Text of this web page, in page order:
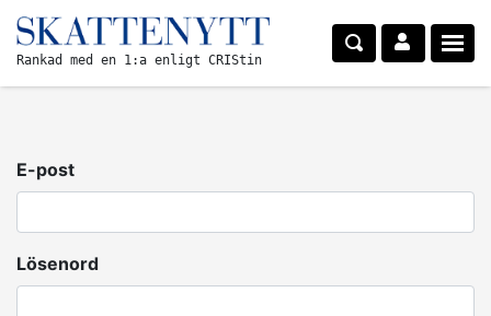
Rankad med en 1:a enligt CRIStin
E-post
Lösenord